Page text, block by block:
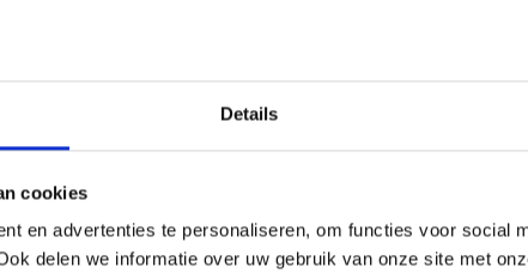
Details
cookies
en advertenties te personaliseren, om functies voor social
delen we informatie over uw gebruik van onze site met